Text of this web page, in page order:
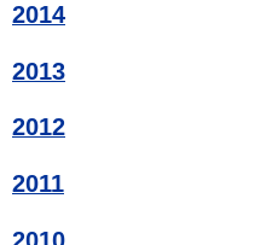
2014
2013
2012
2011